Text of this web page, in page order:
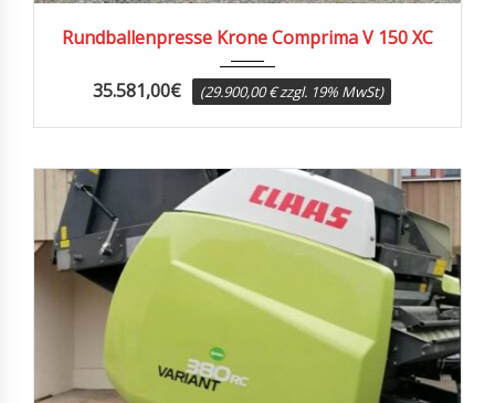
Rundballenpresse Krone Comprima V 150 XC
35.581,00€ (29.900,00 € zzgl. 19% MwSt)